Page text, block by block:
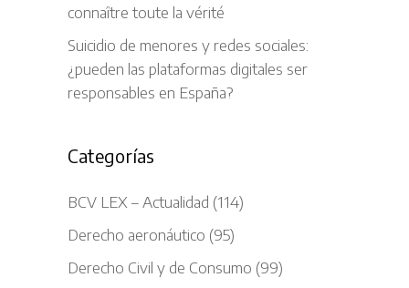
connaître toute la vérité
Suicidio de menores y redes sociales:
¿pueden las plataformas digitales ser
responsables en España?
Categorías
BCV LEX – Actualidad (114)
Derecho aeronáutico (95)
Derecho Civil y de Consumo (99)